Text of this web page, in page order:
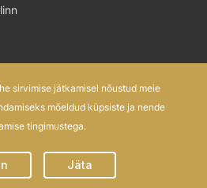
sirvimise jätkamisel nõustud meie
mõeldud küpsiste ja nende
tingimustega.
Jäta